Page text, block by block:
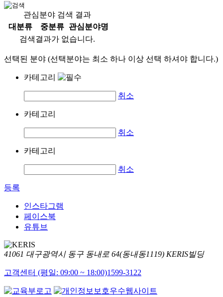
관심분야 검색 결과
대분류
중분류
관심분야명
검색결과가 없습니다.
선택된 분야 (선택분야는 최소 하나 이상 선택 하셔야 합니다.)
카테고리
취소
카테고리
취소
카테고리
취소
등록
인스타그램
페이스북
유튜브
41061 대구광역시 동구 동내로 64(동내동1119) KERIS빌딩
고객센터 (평일: 09:00 ~ 18:00)1599-3122